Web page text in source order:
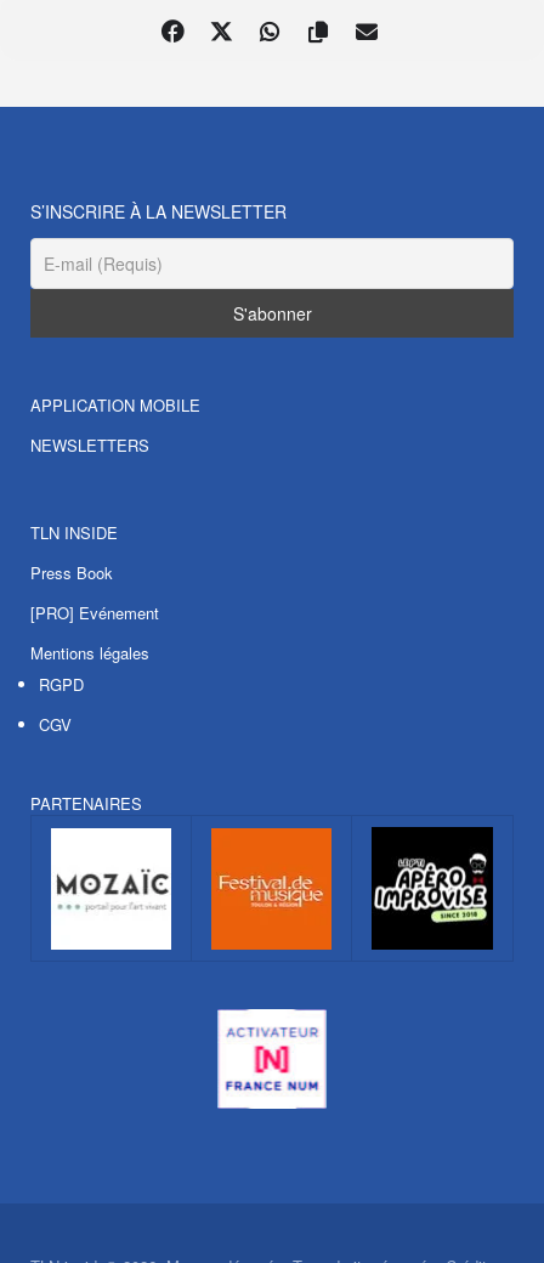
S’INSCRIRE À LA NEWSLETTER
APPLICATION MOBILE
NEWSLETTERS
TLN INSIDE
Press Book
[PRO] Evénement
Mentions légales
RGPD
CGV
PARTENAIRES